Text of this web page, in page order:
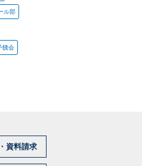
ル部
餞会
資料請求